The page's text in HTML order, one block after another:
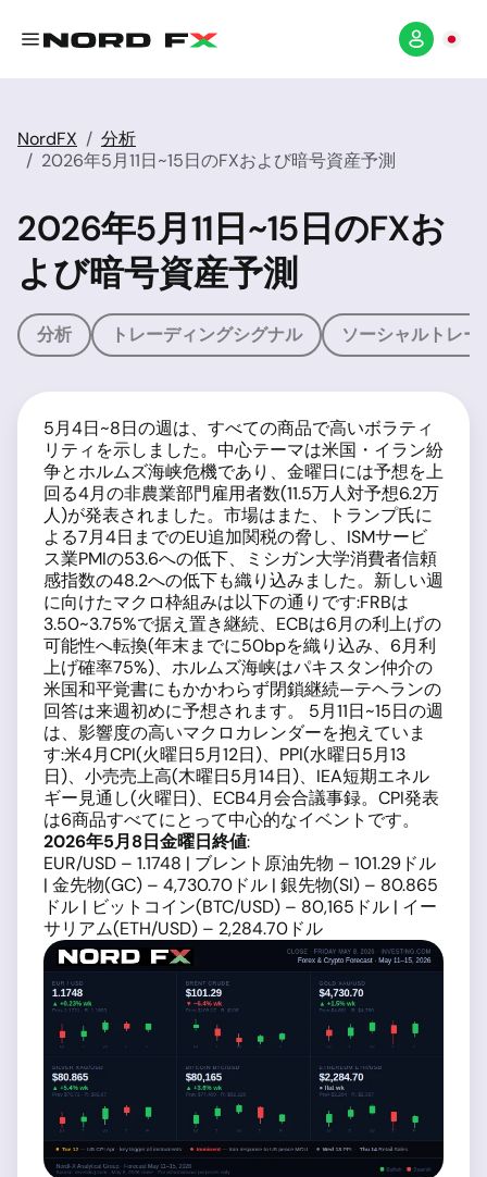
NordFX
分析
2026年5月11日~15日のFXおよび暗号資産予測
2026年5月11日~15日のFXお
よび暗号資産予測
分析 トレーディングシグナル ソーシャルトレー
5月4日~8日の週は、すべての商品で高いボラティ
リティを示しました。中心テーマは米国・イラン紛
争とホルムズ海峡危機であり、金曜日には予想を上
回る4月の非農業部門雇用者数(11.5万人対予想6.2万
人)が発表されました。市場はまた、トランプ氏に
よる7月4日までのEU追加関税の脅し、ISMサービ
ス業PMIの53.6への低下、ミシガン大学消費者信頼
感指数の48.2への低下も織り込みました。新しい週
に向けたマクロ枠組みは以下の通りです:FRBは
3.50~3.75%で据え置き継続、ECBは6月の利上げの
可能性へ転換(年末までに50bpを織り込み、6月利
上げ確率75%)、ホルムズ海峡はパキスタン仲介の
米国和平覚書にもかかわらず閉鎖継続—テヘランの
回答は来週初めに予想されます。 5月11日~15日の週
は、影響度の高いマクロカレンダーを抱えていま
す:米4月CPI(火曜日5月12日)、PPI(水曜日5月13
日)、小売売上高(木曜日5月14日)、IEA短期エネル
ギー見通し(火曜日)、ECB4月会合議事録。CPI発表
は6商品すべてにとって中心的なイベントです。
2026年5月8日金曜日終値:
EUR/USD – 1.1748 | ブレント原油先物 – 101.29ドル
| 金先物(GC) – 4,730.70ドル | 銀先物(SI) – 80.865
ドル | ビットコイン(BTC/USD) – 80,165ドル | イー
サリアム(ETH/USD) – 2,284.70ドル